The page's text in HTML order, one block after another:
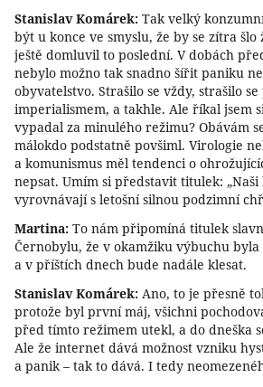
Stanislav Komárek: Tak velký
být u konce ve smyslu, že by se zítra
ještě domluvil to poslední. V dobách
nebylo možno tak snadno šířit paniku
obyvatelstvo. Strašilo se vždy, strašilo
imperialismem, a takhle. Ale říkal jsem
vypadal za minulého režimu? Obávám
málokdo podstatně povšiml. Virologie
a komunismus měl tendenci o
nepsat. Umím si představit titulek: „Naši
vyrovnávají s letošní silnou podzimní
Martina: To nám připomíná titulek
Černobylu, že v okamžiku výbuchu
a v příštích dnech bude nadále klesat.
Stanislav Komárek: Ano, to je přesně
protože byl první máj, všichni
před tímto režimem utekl, a do dneška
Ale že internet dává možnost vzniku
a panik – tak to dává. I tedy